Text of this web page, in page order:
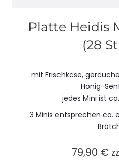
Platte Heidis
(28
mit Frischkäse,
Honig-
jedes Mini ist
3 Minis entsprechen ca.
79,90 €